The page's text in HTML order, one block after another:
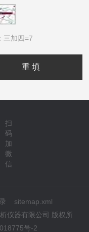
三加四=7
扫
码
加
微
信
sitemap.xml
仪器有限公司 版权所
号-2